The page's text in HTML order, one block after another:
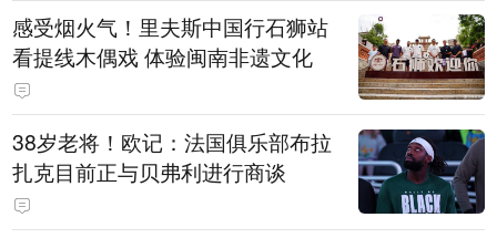
感受烟火气！里夫斯中国行石狮站
看提线木偶戏 体验闽南非遗文化
38岁老将！欧记：法国俱乐部布拉
扎克目前正与贝弗利进行商谈